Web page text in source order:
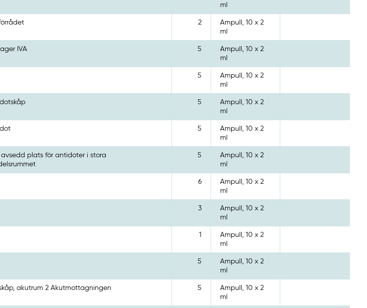
ml
2
Ampull, 10 x 2
ml
IVA 5
Ampull, 10 x 2
ml
5
Ampull, 10 x 2
ml
5
Ampull, 10 x 2
ml
5
Ampull, 10 x 2
ml
avsedd plats för antidoter i stora
5
Ampull, 10 x 2
ml
6
Ampull, 10 x 2
ml
3
Ampull, 10 x 2
ml
1
Ampull, 10 x 2
ml
5
Ampull, 10 x 2
ml
akutrum 2 Akutmottagningen 5
Ampull, 10 x 2
ml